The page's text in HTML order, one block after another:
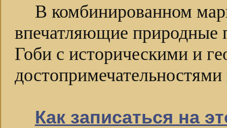
В комбинированном
впечатляющие природные
Гоби с историческими и
Как записаться на